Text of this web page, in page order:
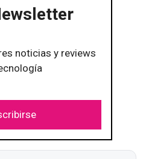
noticias y reviews